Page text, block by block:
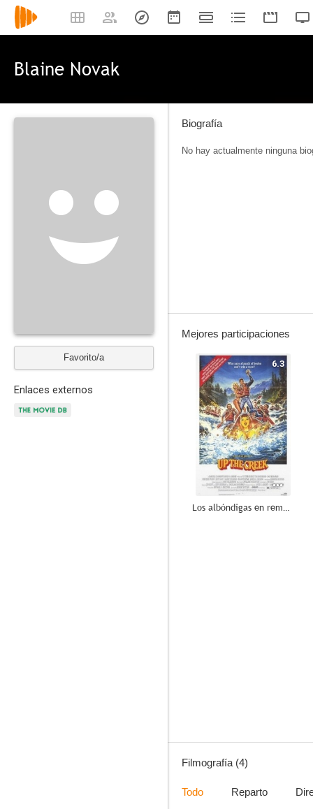
Blaine Novak
Favorito/a
Enlaces externos
Biografía
No hay actualmente ninguna
Mejores participaciones
6.3
Los albóndigas en remojo
Filmografía (4)
Todo Reparto